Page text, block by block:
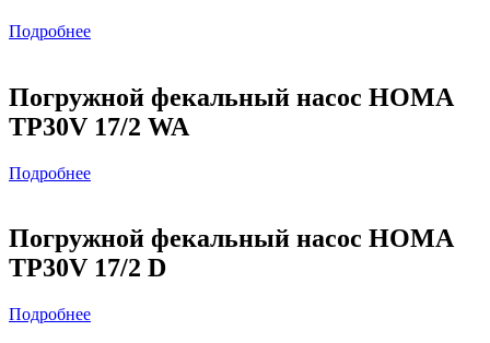
Подробнее
Погружной фекальный насос HOMA
TP30V 17/2 WA
Подробнее
Погружной фекальный насос HOMA
TP30V 17/2 D
Подробнее